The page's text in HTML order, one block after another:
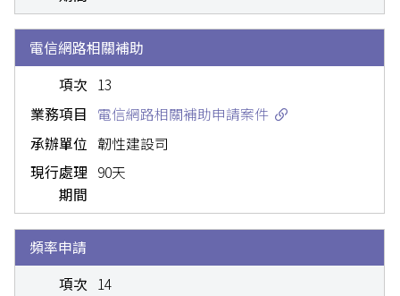
電信網路相關補助
13
電信網路相關補助申請案件
韌性建設司
90天
頻率申請
14